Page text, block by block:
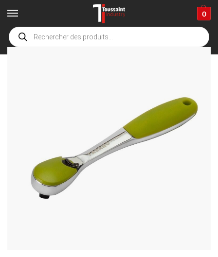
0
Accueil boutique / Fournitures industrielles